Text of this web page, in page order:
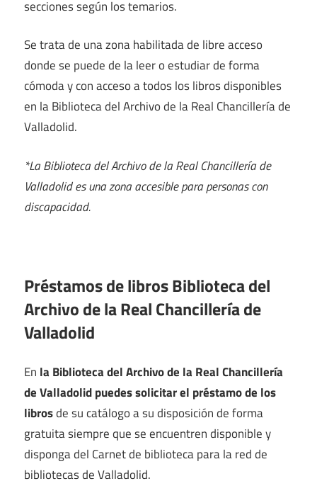
secciones según los temarios.
Se trata de una zona habilitada de libre acceso
donde se puede de la leer o estudiar de forma
cómoda y con acceso a todos los libros disponibles
en la Biblioteca del Archivo de la Real Chancillería de
Valladolid.
*La Biblioteca del Archivo de la Real Chancillería de
Valladolid es una zona accesible para personas con
discapacidad.
Préstamos de libros Biblioteca del
Archivo de la Real Chancillería de
Valladolid
En la Biblioteca del Archivo de la Real Chancillería
de Valladolid puedes solicitar el préstamo de los
librosde su catálogo a su disposición de forma
gratuita siempre que se encuentren disponible y
disponga del Carnet de biblioteca para la red de
bibliotecas de Valladolid.